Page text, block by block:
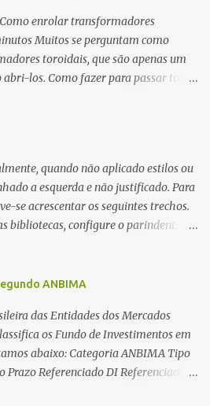
enrolar transformadores
Muitos se perguntam como
toroidais, que são apenas um
abri-los. Como fazer para passar toda
bobinagem de grandes e pequenos
toroidais e como foram
dos transformadores
toroidais tem aparecido cada vez
pois apresentam algumas
o que perm...
quando não aplicado estilos ou
a esquerda e não justificado. Para
se acrescentar os seguintes trechos.
bibliotecas, configure o parindent:
Para indentar um paragrafo
ANBIMA
das Entidades dos Mercados
os Fundo de Investimentos em
abaixo: Categoria ANBIMA Tipo
Referenciado DI Referenciado